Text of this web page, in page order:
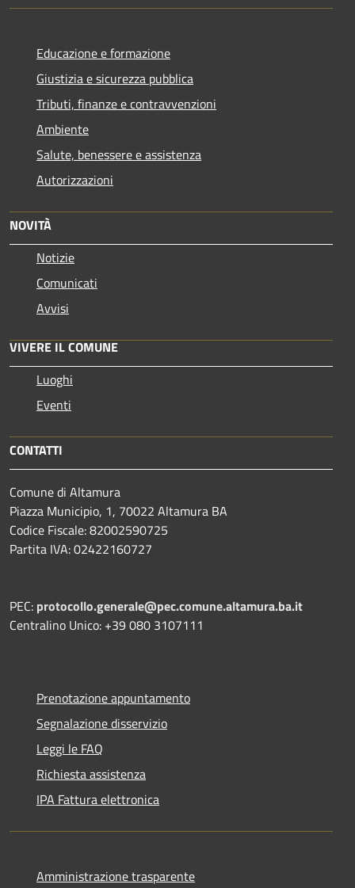
Educazione e formazione
Giustizia e sicurezza pubblica
Tributi, finanze e contravvenzioni
Ambiente
Salute, benessere e assistenza
Autorizzazioni
NOVITÀ
Notizie
Comunicati
Avvisi
VIVERE IL COMUNE
Luoghi
Eventi
CONTATTI
Comune di Altamura
Piazza Municipio, 1, 70022 Altamura BA
Codice Fiscale: 82002590725
Partita IVA: 02422160727
PEC: protocollo.generale@pec.comune.altamura.ba.it
Centralino Unico: +39 080 3107111
Prenotazione appuntamento
Segnalazione disservizio
Leggi le FAQ
Richiesta assistenza
IPA Fattura elettronica
Amministrazione trasparente